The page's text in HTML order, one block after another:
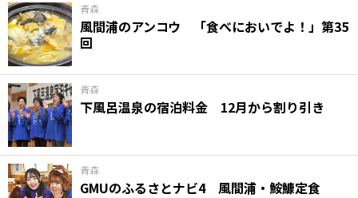
青森
風間浦のアンコウ 「食べにおいでよ！」第35
回
青森
下風呂温泉の宿泊料金 12月から割り引き
青森
GMUのふるさとナビ4 風間浦・鮟鱇定食